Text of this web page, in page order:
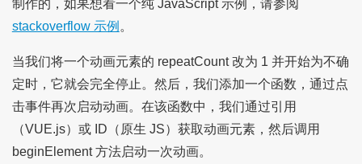
制作的，如果想看一个纯 JavaScript 示例，请参阅
stackoverflow 示例 。
当我们将一个动画元素的 repeatCount 改为 1 并开始为不确
定时，它就会完全停止。然后，我们添加一个函数，通过点
击事件再次启动动画。在该函数中，我们通过引用
（VUE.js）或 ID（原生 JS）获取动画元素，然后调用
beginElement 方法启动一次动画。